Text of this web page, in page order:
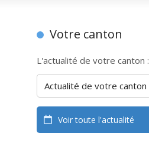
Votre canton
L'actualité de votre canton :
Voir toute l'actualité